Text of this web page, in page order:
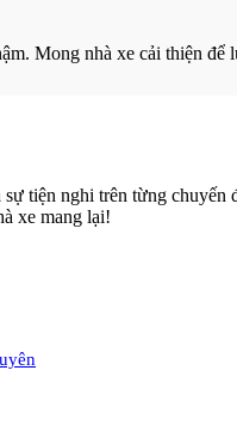
Mong nhà xe cải thiện để
tiện nghi trên từng chuyến
xe mang lại!